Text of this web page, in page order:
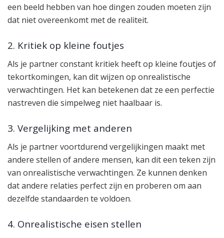
een beeld hebben van hoe dingen zouden moeten zijn
dat niet overeenkomt met de realiteit.
2. Kritiek op kleine foutjes
Als je partner constant kritiek heeft op kleine foutjes of
tekortkomingen, kan dit wijzen op onrealistische
verwachtingen. Het kan betekenen dat ze een perfectie
nastreven die simpelweg niet haalbaar is.
3. Vergelijking met anderen
Als je partner voortdurend vergelijkingen maakt met
andere stellen of andere mensen, kan dit een teken zijn
van onrealistische verwachtingen. Ze kunnen denken
dat andere relaties perfect zijn en proberen om aan
dezelfde standaarden te voldoen.
4. Onrealistische eisen stellen